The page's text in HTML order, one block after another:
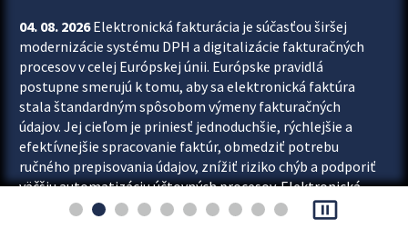
04. 08. 2026Elektronická fakturácia je súčasťou širšej
modernizácie systému DPH a digitalizácie fakturačných
procesov v celej Európskej únii. Európske pravidlá
postupne smerujú k tomu, aby sa elektronická faktúra
stala štandardným spôsobom výmeny fakturačných
údajov. Jej cieľom je priniesť jednoduchšie, rýchlejšie a
efektívnejšie spracovanie faktúr, obmedziť potrebu
ručného prepisovania údajov, znížiť riziko chýb a podporiť
väčšiu automatizáciu účtovných procesov. Elektronická
fakturácia preto nepredstavuje...
pause_presentation